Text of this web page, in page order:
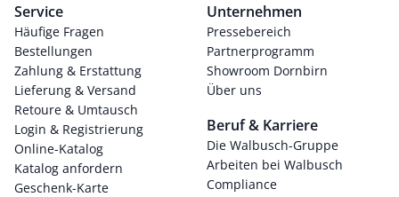
Service
Häufige Fragen
Bestellungen
Zahlung & Erstattung
Lieferung & Versand
Retoure & Umtausch
Login & Registrierung
Online-Katalog
Katalog anfordern
Geschenk-Karte
Unternehmen
Pressebereich
Partnerprogramm
Showroom Dornbirn
Über uns
Beruf & Karriere
Die Walbusch-Gruppe
Arbeiten bei Walbusch
Compliance